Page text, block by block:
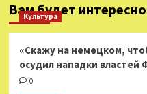
Вам будет
Культура
«Скажу на немецком,
осудил нападки
0